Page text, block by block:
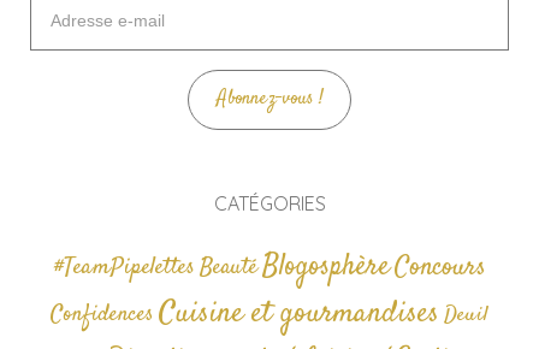
mail
Abonnez-vous !
CATÉGORIES
#TeamPipelettesBeautéBlogosphèreConcours
Confidences Cuisine et gourmandises Deuil